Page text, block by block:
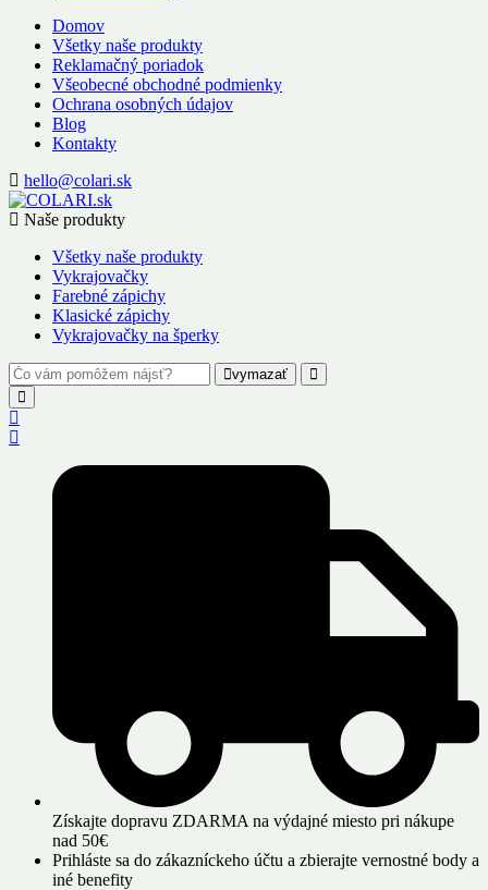
Domov
Všetky naše produkty
Reklamačný poriadok
Všeobecné obchodné podmienky
Ochrana osobných údajov
Blog
Kontakty
hello@colari.sk
Naše produkty
Všetky naše produkty
Vykrajovačky
Farebné zápichy
Klasické zápichy
Vykrajovačky na šperky
vymazať
Získajte dopravu ZDARMA na výdajné miesto pri nákupe
nad 50€
Prihláste sa do zákazníckeho účtu a zbierajte vernostné body a
iné benefity